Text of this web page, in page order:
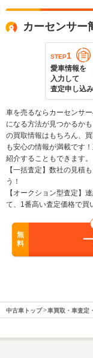
カーセンサー
STEP1
愛車情報を
入力して
査定申し込み
車を売るならカーセンサ
になる方法が見つかるか
の買取情報はもちろん、
も安心の情報が満載です
紹介することもできます。
【一括査定】数社の見積
う！
【オークション型査定】
て、1番高い査定価格で買
無
料
中古車トップ 車買取・車査定